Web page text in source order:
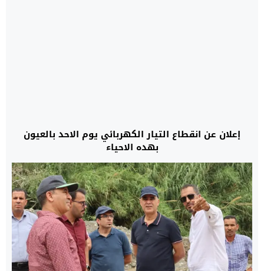
إعلان عن انقطاع التيار الكهربائي يوم الاحد بالعيون
بهده الاحياء